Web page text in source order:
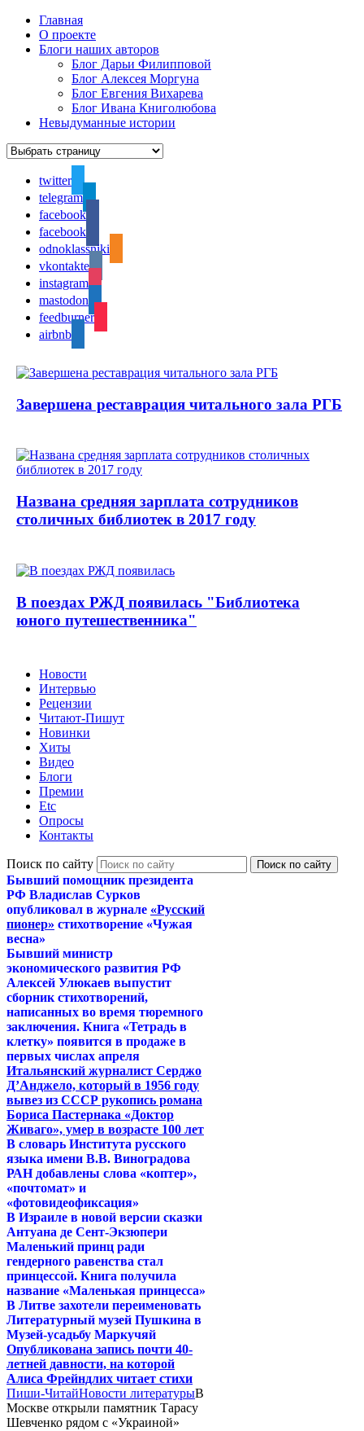
Главная
О проекте
Блоги наших авторов
Блог Дарьи Филипповой
Блог Алексея Моргуна
Блог Евгения Вихарева
Блог Ивана Книголюбова
Невыдуманные истории
twitter
telegram
facebook
facebook
odnoklassniki
vkontakte
instagram
mastodon
feedburner
airbnb
Завершена реставрация читального зала РГБ
Названа средняя зарплата сотрудников
столичных библиотек в 2017 году
В поездах РЖД появилась "Библиотека
юного путешественника"
Новости
Интервью
Рецензии
Читают-Пишут
Новинки
Хиты
Видео
Блоги
Премии
Etc
Опросы
Контакты
Поиск по сайту
Бывший помощник президента
РФ Владислав Сурков
опубликовал в журнале «Русский
пионер» стихотворение «Чужая
весна»
Бывший министр
экономического развития РФ
Алексей Улюкаев выпустит
сборник стихотворений,
написанных во время тюремного
заключения. Книга «Тетрадь в
клетку» появится в продаже в
первых числах апреля
Итальянский журналист Серджо
Д’Анджело, который в 1956 году
вывез из СССР рукопись романа
Бориса Пастернака «Доктор
Живаго», умер в возрасте 100 лет
В словарь Института русского
языка имени В.В. Виноградова
РАН добавлены слова «коптер»,
«почтомат» и
«фотовидеофиксация»
В Израиле в новой версии сказки
Антуана де Сент-Экзюпери
Маленький принц ради
гендерного равенства стал
принцессой. Книга получила
название «Маленькая принцесса»
В Литве захотели переименовать
Литературный музей Пушкина в
Музей-усадьбу Маркучяй
Опубликована запись почти 40-
летней давности, на которой
Алиса Фрейндлих читает стихи
Пиши-ЧитайНовости литературыВ
Москве открыли памятник Тарасу
Шевченко рядом с «Украиной»